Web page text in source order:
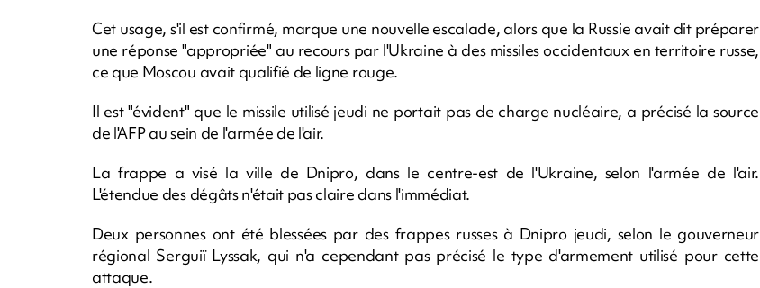
Cet usage, s'il est confirmé, marque une nouvelle escalade, alors que la Russie avait dit préparer
une réponse "appropriée" au recours par l'Ukraine à des missiles occidentaux en territoire russe,
ce que Moscou avait qualifié de ligne rouge.
Il est "évident" que le missile utilisé jeudi ne portait pas de charge nucléaire, a précisé la source
de l'AFP au sein de l'armée de l'air.
La frappe a visé la ville de Dnipro, dans le centre-est de l'Ukraine, selon l'armée de l'air.
L'étendue des dégâts n'était pas claire dans l'immédiat.
Deux personnes ont été blessées par des frappes russes à Dnipro jeudi, selon le gouverneur
régional Serguiï Lyssak, qui n'a cependant pas précisé le type d'armement utilisé pour cette
attaque.